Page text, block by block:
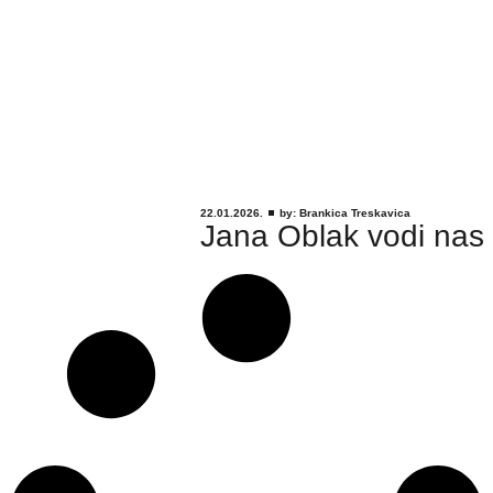
22.01.2026. by: Brankica Treskavica
Jana Oblak vodi